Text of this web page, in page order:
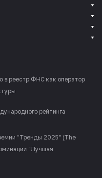
в реестр ФНС как оператор
рейтинга
"Тренды 2025" (The
“Лучшая